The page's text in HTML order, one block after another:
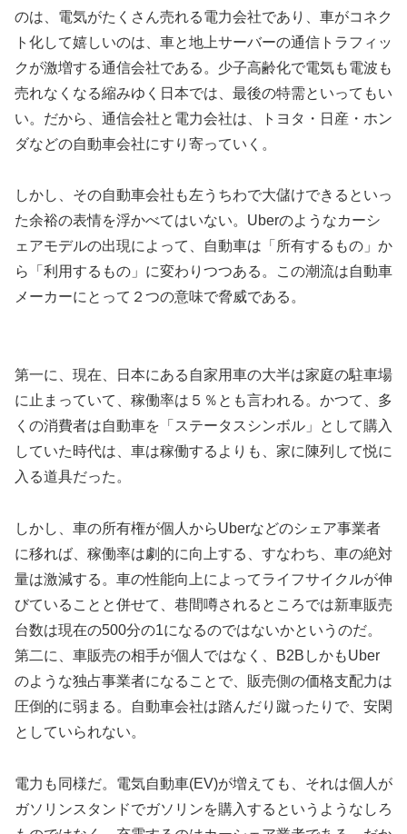
のは、電気がたくさん売れる電力会社であり、車がコネク
ト化して嬉しいのは、車と地上サーバーの通信トラフィッ
クが激増する通信会社である。少子高齢化で電気も電波も
売れなくなる縮みゆく日本では、最後の特需といってもい
い。だから、通信会社と電力会社は、トヨタ・日産・ホン
ダなどの自動車会社にすり寄っていく。
しかし、その自動車会社も左うちわで大儲けできるといっ
た余裕の表情を浮かべてはいない。Uberのようなカーシ
ェアモデルの出現によって、自動車は「所有するもの」か
ら「利用するもの」に変わりつつある。この潮流は自動車
メーカーにとって２つの意味で脅威である。
第一に、現在、日本にある自家用車の大半は家庭の駐車場
に止まっていて、稼働率は５％とも言われる。かつて、多
くの消費者は自動車を「ステータスシンボル」として購入
していた時代は、車は稼働するよりも、家に陳列して悦に
入る道具だった。
しかし、車の所有権が個人からUberなどのシェア事業者
に移れば、稼働率は劇的に向上する、すなわち、車の絶対
量は激減する。車の性能向上によってライフサイクルが伸
びていることと併せて、巷間噂されるところでは新車販売
台数は現在の500分の1になるのではないかというのだ。
第二に、車販売の相手が個人ではなく、B2BしかもUber
のような独占事業者になることで、販売側の価格支配力は
圧倒的に弱まる。自動車会社は踏んだり蹴ったりで、安閑
としていられない。
電力も同様だ。電気自動車(EV)が増えても、それは個人が
ガソリンスタンドでガソリンを購入するというようなしろ